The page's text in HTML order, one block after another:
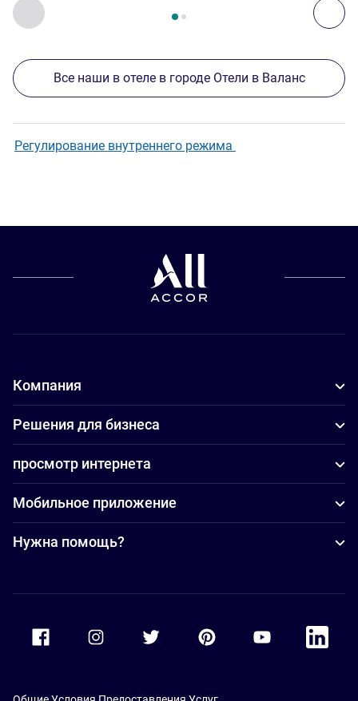
Назад - Другие отели поблизости
Все наши в отеле в городе Отели в Валанс
Регулирование внутреннего режима
Компания
Решения для бизнеса
просмотр интернета
Мобильное приложение
Нужна помощь?
Accor Youtube
Accor